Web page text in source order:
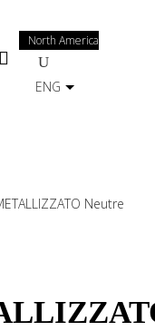
North America
ENG
Neutre